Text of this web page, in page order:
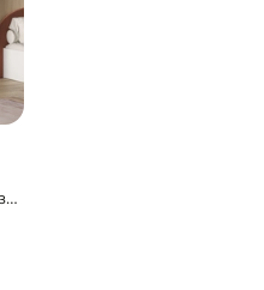
Распашной шкаф Лесама-2.3 с зеркалом